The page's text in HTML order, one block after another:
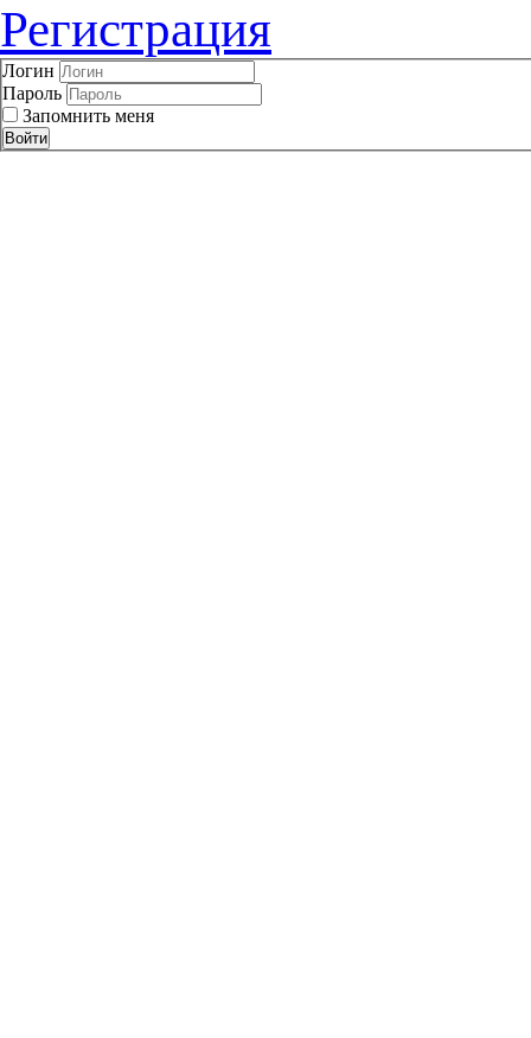
Регистрация
Логин
Пароль
Запомнить меня